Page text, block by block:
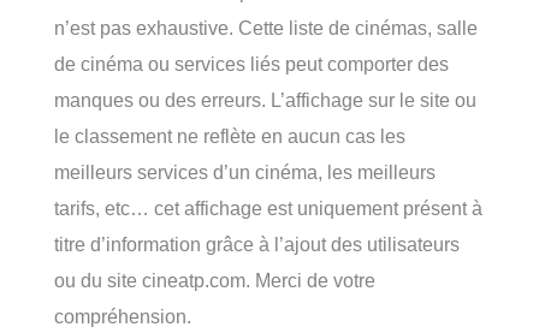
n’est pas exhaustive. Cette liste de cinémas, salle
de cinéma ou services liés peut comporter des
manques ou des erreurs. L’affichage sur le site ou
le classement ne reflète en aucun cas les
meilleurs services d’un cinéma, les meilleurs
tarifs, etc… cet affichage est uniquement présent à
titre d’information grâce à l’ajout des utilisateurs
ou du site cineatp.com. Merci de votre
compréhension.